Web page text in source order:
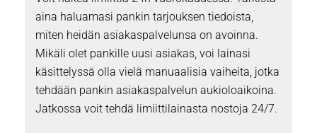
aina haluamasi pankin tarjouksen tiedoista,
miten heidän asiakaspalvelunsa on avoinna.
Mikäli olet pankille uusi asiakas, voi lainasi
käsittelyssä olla vielä manuaalisia vaiheita, jotka
tehdään pankin asiakaspalvelun aukioloaikoina.
Jatkossa voit tehdä limiittilainasta nostoja 24/7.